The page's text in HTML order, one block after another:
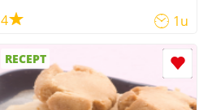
4 1u
RECEPT